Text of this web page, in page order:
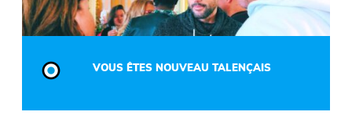
VOUS ÊTES NOUVEAU TALENÇAIS